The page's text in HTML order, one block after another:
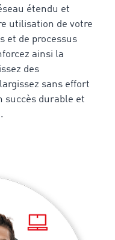
étendu et
utilisation de votre
et de processus
ainsi la
des
sans effort
succès durable et